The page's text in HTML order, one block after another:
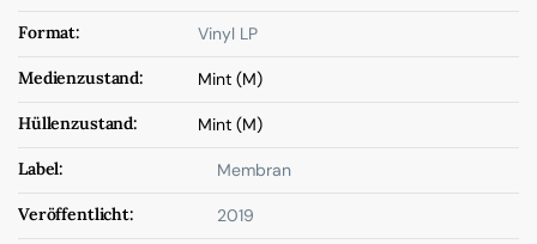
Format: Vinyl LP
Medienzustand: Mint (M)
Hüllenzustand: Mint (M)
Label: Membran
Veröffentlicht: 2019